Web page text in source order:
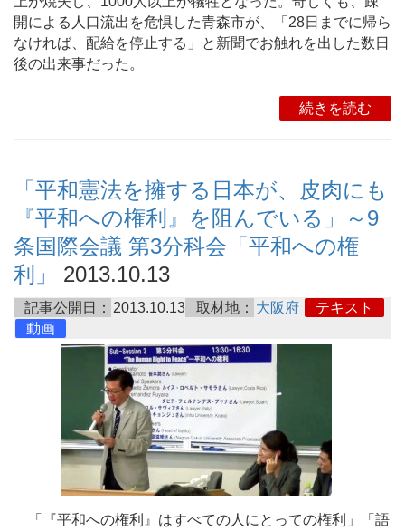
開による人口流出を危惧した青森市が、「28日までに帰ら
なければ、配給を停止する」と新聞でお触れを出した数日
後の出来事だった。
続きを読む
「平和憲法を擁する日本が、皮肉にも
『平和への権利』を阻んでいる」～9
条国際会議 第3分科会「平和への権
利」
2013.10.13
記事公開日： 2013.10.13 取材地： 大阪府
テキスト
動画
「『平和への権利』はすべての人にとっての権利」「語